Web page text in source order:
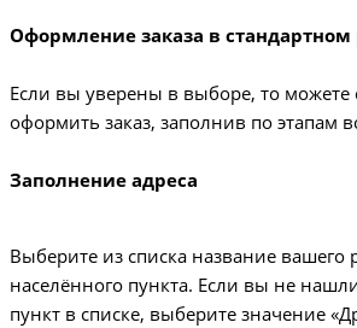
Оформление заказа в
Если вы уверены в выборе, то можете
оформить заказ, заполнив по этапам
Заполнение адреса
Выберите из списка название вашего
населённого пункта. Если вы не
пункт в списке, выберите значение